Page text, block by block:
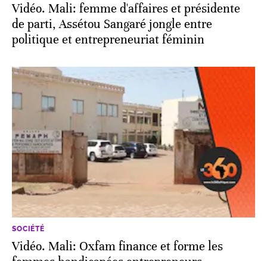
Vidéo. Mali: femme d'affaires et présidente
de parti, Assétou Sangaré jongle entre
politique et entrepreneuriat féminin
SOCIÉTÉ
Vidéo. Mali: Oxfam finance et forme les